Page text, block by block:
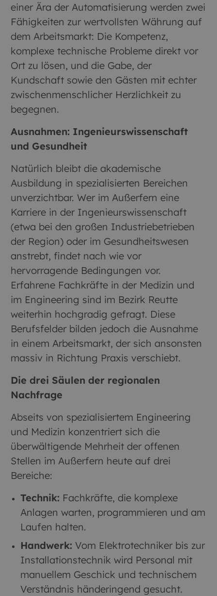
einer Ära der Automatisierung werden zwei
Fähigkeiten zur wertvollsten Währung auf
dem Arbeitsmarkt: Die Kompetenz,
komplexe technische Probleme direkt vor
Ort zu lösen, und die Gabe, der
Kundschaft sowie den Gästen mit echter
zwischenmenschlicher Herzlichkeit zu
begegnen.
Ausnahmen: Ingenieurswissenschaft
und Gesundheit
Natürlich bleibt die akademische
Ausbildung in spezialisierten Bereichen
unverzichtbar. Wer im Außerfern eine
Karriere in der Ingenieurswissenschaft
(etwa bei den großen Industriebetrieben
der Region) oder im Gesundheitswesen
anstrebt, findet nach wie vor
hervorragende Bedingungen vor.
Erfahrene Fachkräfte in der Medizin und
im Engineering sind im Bezirk Reutte
weiterhin hochgradig gefragt. Diese
Berufsfelder bilden jedoch die Ausnahme
in einem Arbeitsmarkt, der sich ansonsten
massiv in Richtung Praxis verschiebt.
Die drei Säulen der regionalen
Nachfrage
Abseits von spezialisiertem Engineering
und Medizin konzentriert sich die
überwältigende Mehrheit der offenen
Stellen im Außerfern heute auf drei
Bereiche:
Technik: Fachkräfte, die komplexe
Anlagen warten, programmieren und am
Laufen halten.
Handwerk: Vom Elektrotechniker bis zur
Installationstechnik wird Personal mit
manuellem Geschick und technischem
Verständnis händeringend gesucht.